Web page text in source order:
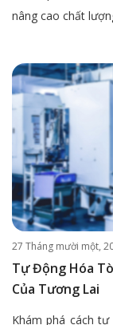
nâng cao chất
27 Tháng mười một,
Tự Động Hóa
Của Tương Lai
Khám phá cách